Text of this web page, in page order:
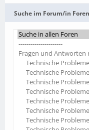
Suche im Forum/in Foren